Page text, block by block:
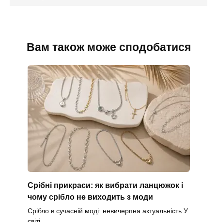
Вам також може сподобатися
Срібні прикраси: як вибрати ланцюжок і
чому срібло не виходить з моди
Срібло в сучасній моді: невичерпна актуальність У